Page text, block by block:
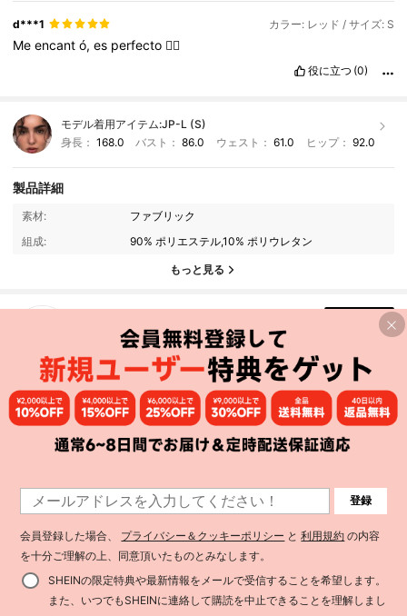
d***1 カラー: レッド / サイズ: S
Meencantó,es perfecto 👌🏻
役に立つ (0)
モデル着用アイテム:JP-L (S)
身長： 168.0 バスト：86.0 ウェスト： 61.0 ヒップ： 92.0
製品詳細
素材:
ファブリック
組成:
90% ポリエステル,10% ポリウレタン
もっと見る
Spicy Aura
8.4K フォロワー
n***eは1日前 に購入しました
4.82 8.4K フォロワー
4.82 8.4K フォロワー
8.4K フォロワー
4.82 8.4K フォロワー
フォロー
790K 件が最近販売されました 23K 回数目のご購入
あなたにおすすめの商品
おすすめ アパレルアクセサリー ジュエリー＆ウォッチ ホーム＆イ
登録
会員登録した場合、 プライバシー＆クッキーポリシー と利用規約 の内容
を十分ご理解の上、同意頂いたものとみなします。
SHEINの限定特典や最新情報をメールで受信することを希望します。
また、いつでもSHEINに連絡して購読を中止できることを理解しまし